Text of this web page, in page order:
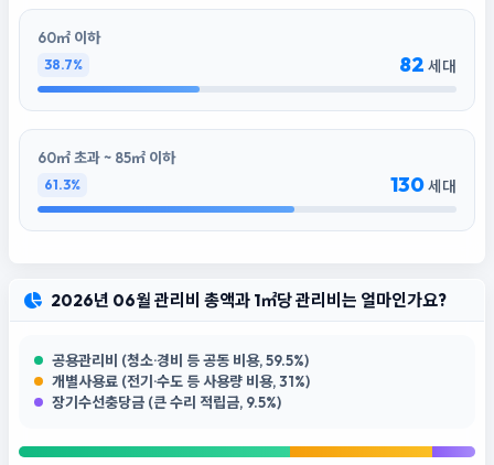
60㎡ 이하
38.7% 82 세대
60㎡ 초과 ~ 85㎡ 이하
61.3% 130세대
2026년 06월 관리비 총액과 1㎡당 관리비는 얼마인가요?
공용관리비 (청소·경비 등 공동 비용, 59.5%)
개별사용료 (전기·수도 등 사용량 비용, 31%)
장기수선충당금 (큰 수리 적립금, 9.5%)